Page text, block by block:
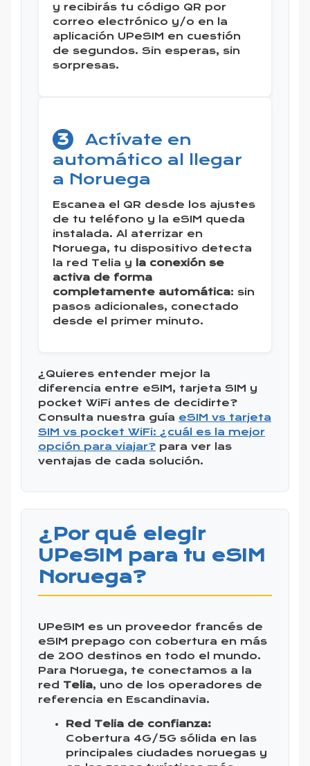
y recibirás tu código QR por
correo electrónico y/o en la
aplicación UPeSIM en cuestión
de segundos. Sin esperas, sin
sorpresas.
3
Actívate en
automático al llegar
a Noruega
Escanea el QR desde los ajustes
de tu teléfono y la eSIM queda
instalada. Al aterrizar en
Noruega, tu dispositivo detecta
la red Telia y
la conexión se
activa de forma
completamente automática: sin
pasos adicionales, conectado
desde el primer minuto.
¿Quieres entender mejor la
diferencia entre eSIM, tarjeta SIM y
pocket WiFi antes de decidirte?
Consulta nuestra guía eSIM vs tarjeta
SIM vs pocket WiFi: ¿cuál es la mejor
opción para viajar? para ver las
ventajas de cada solución.
¿Por qué elegir
UPeSIM para tu eSIM
Noruega?
UPeSIM es un proveedor francés de
eSIM prepago con cobertura en más
de 200 destinos en todo el mundo.
Para Noruega, te conectamos a la
red Telia, uno de los operadores de
referencia en Escandinavia.
Red Telia de confianza:
Cobertura 4G/5G sólida en las
principales ciudades noruegas y